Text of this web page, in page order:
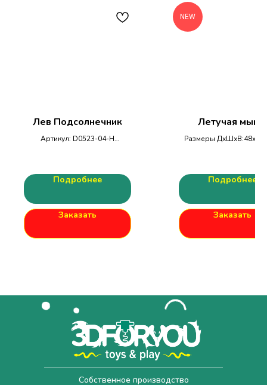
Лев Подсолнечник
Артикул: D0523-04-Н
Подробнее
Заказать
NEW
Летучая мышь
Размеры
Подробнее
Заказать
Собственное производство